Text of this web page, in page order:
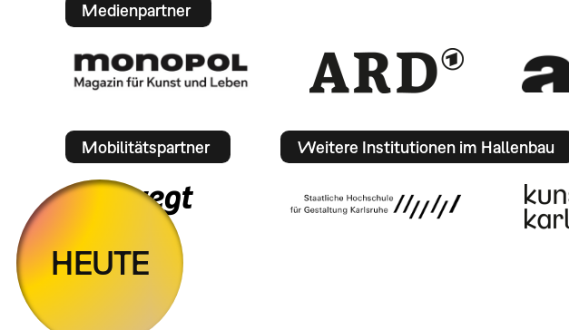
Medienpartner
Mobilitätspartner Weitere Institutionen im Hallenbau
HEUTE